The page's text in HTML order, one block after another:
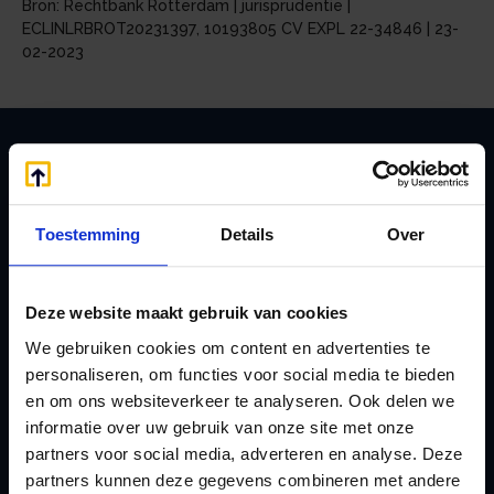
Toestemming Details Over
Deze website maakt gebruik van cookies
We gebruiken cookies om content en advertenties te
personaliseren, om functies voor social media te bieden
en om ons websiteverkeer te analyseren. Ook delen we
informatie over uw gebruik van onze site met onze
partners voor social media, adverteren en analyse. Deze
partners kunnen deze gegevens combineren met andere
Bron: Rechtbank Rotterdam | jurisprudentie |
ECLINLRBROT20231397, 10193805 CV EXPL 22-34846 | 23-
02-2023
Zoeken
Handige links
Afkoop Stamrecht
Belastingdienst
doorgeven
Lenen van de BV
Lijfrente BV
Liquidatie Pensioen BV